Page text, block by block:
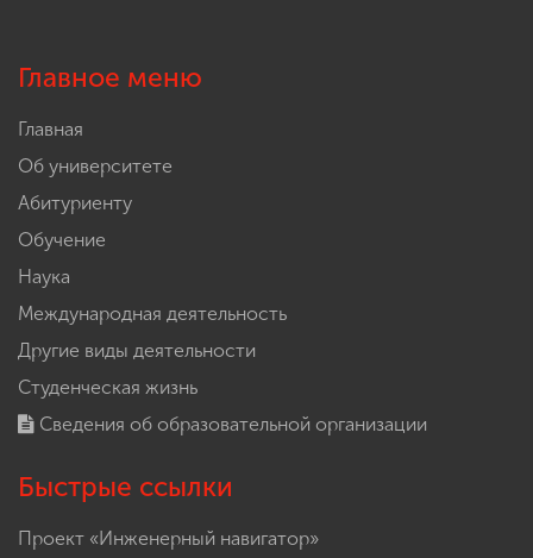
Главное меню
Главная
Об университете
Абитуриенту
Обучение
Наука
Международная деятельность
Другие виды деятельности
Студенческая жизнь
Сведения об образовательной организации
Быстрые ссылки
Проект «Инженерный навигатор»